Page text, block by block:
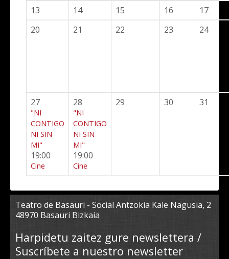
13
14 15 16
17
20
21 22 23 24
27
"NI
CONTIGO
NI SIN
MI"
19:00
Cine
28
"NI
CONTIGO
NI SIN
MI"
19:00
Cine
29 30 31
Teatro de Basauri - Social Antzokia Kale Nagusia, 2
48970 Basauri Bizkaia
Harpidetu zaitez gure newslettera /
Suscríbete a nuestro newsletter